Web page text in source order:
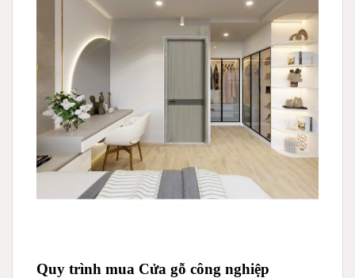
Quy trình mua Cửa gỗ công nghiệp